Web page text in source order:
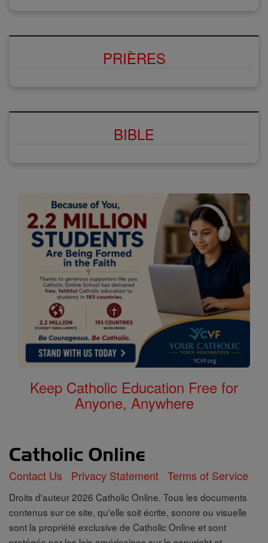
PRIÈRES
BIBLE
Keep Catholic Education Free for
Anyone, Anywhere
Contact Us Privacy Statement Terms of Service
Droits d'auteur 2026 Catholic Online. Tous les documents
contenus sur ce site, qu'elle soit écrite, sonore ou visuelle
sont la propriété exclusive de Catholic Online et sont